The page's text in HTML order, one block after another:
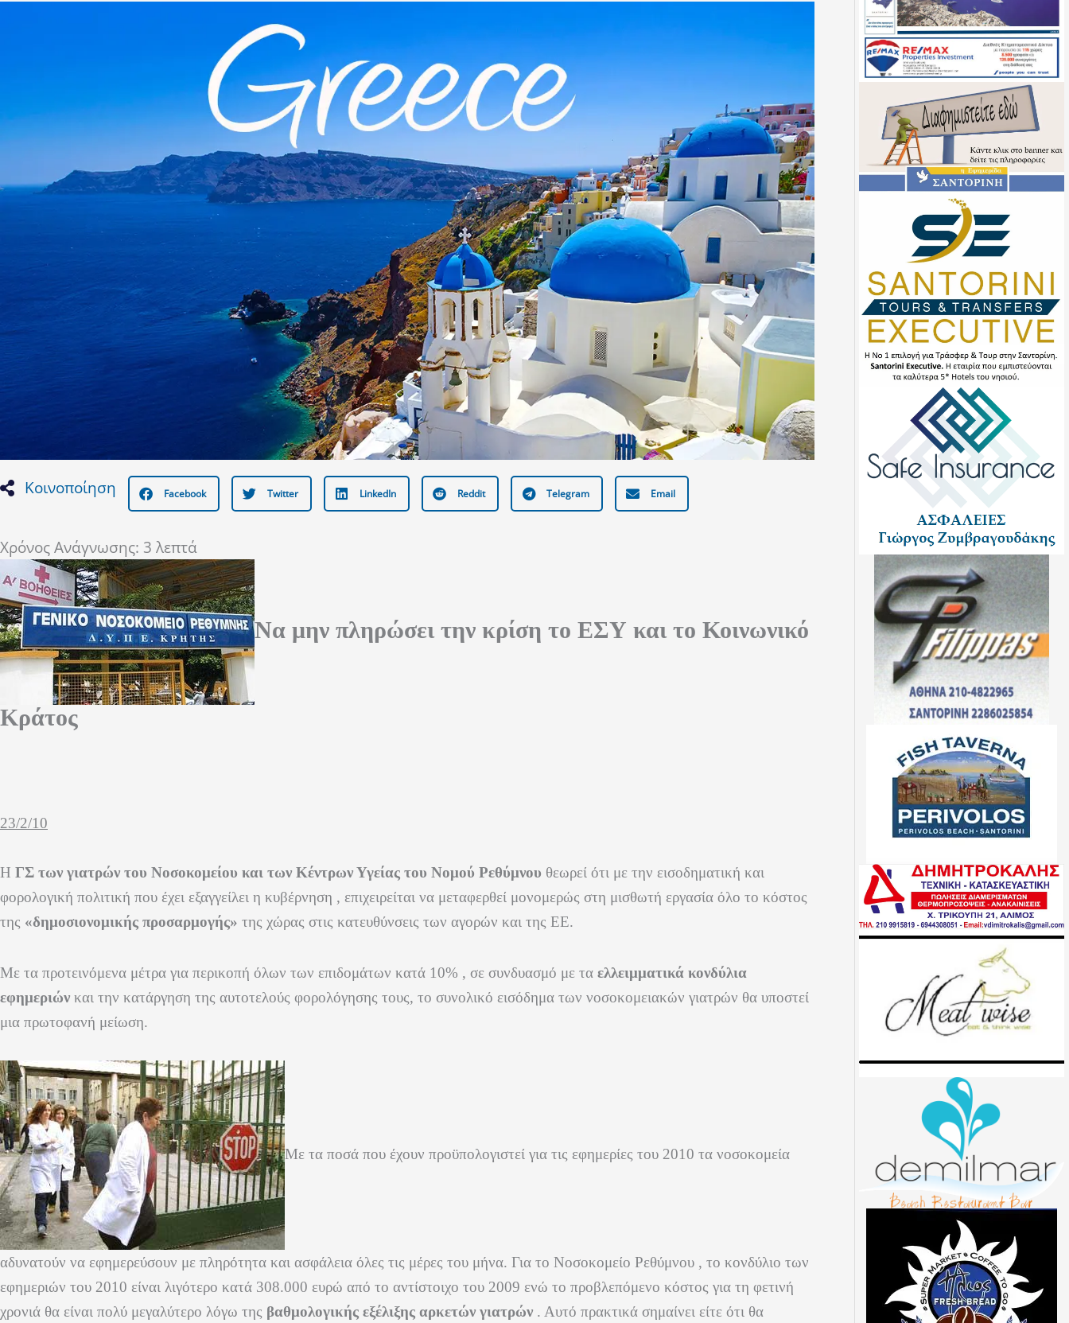
Κοινοποίηση Facebook Twitter LinkedIn Reddit Telegram Email
Χρόνος Ανάγνωσης: 3 λεπτά
Να μην πληρώσει την κρίση το ΕΣΥ και το Κοινωνικό
Κράτος
23/2/10
Η ΓΣ των γιατρών του Νοσοκομείου και των Κέντρων Υγείας του Νομού Ρεθύμνου θεωρεί ότι με την εισοδηματική και
φορολογική πολιτική που έχει εξαγγείλει η κυβέρνηση , επιχειρείται να μεταφερθεί μονομερώς στη μισθωτή εργασία όλο το κόστος
της «δημοσιονομικής προσαρμογής» της χώρας στις κατευθύνσεις των αγορών και της ΕΕ.
Με τα προτεινόμενα μέτρα για περικοπή όλων των επιδομάτων κατά 10% , σε συνδυασμό με τα ελλειμματικά κονδύλια
εφημεριών και την κατάργηση της αυτοτελούς φορολόγησης τους, το συνολικό εισόδημα των νοσοκομειακών γιατρών θα υποστεί
μια πρωτοφανή μείωση.
Με τα ποσά που έχουν προϋπολογιστεί για τις εφημερίες του 2010 τα νοσοκομεία
αδυνατούν να εφημερεύσουν με πληρότητα και ασφάλεια όλες τις μέρες του μήνα. Για το Νοσοκομείο Ρεθύμνου , το κονδύλιο των
εφημεριών του 2010 είναι λιγότερο κατά 308.000 ευρώ από το αντίστοιχο του 2009 ενώ το προβλεπόμενο κόστος για τη φετινή
χρονιά θα είναι πολύ μεγαλύτερο λόγω της βαθμολογικής εξέλιξης αρκετών γιατρών . Αυτό πρακτικά σημαίνει είτε ότι θα